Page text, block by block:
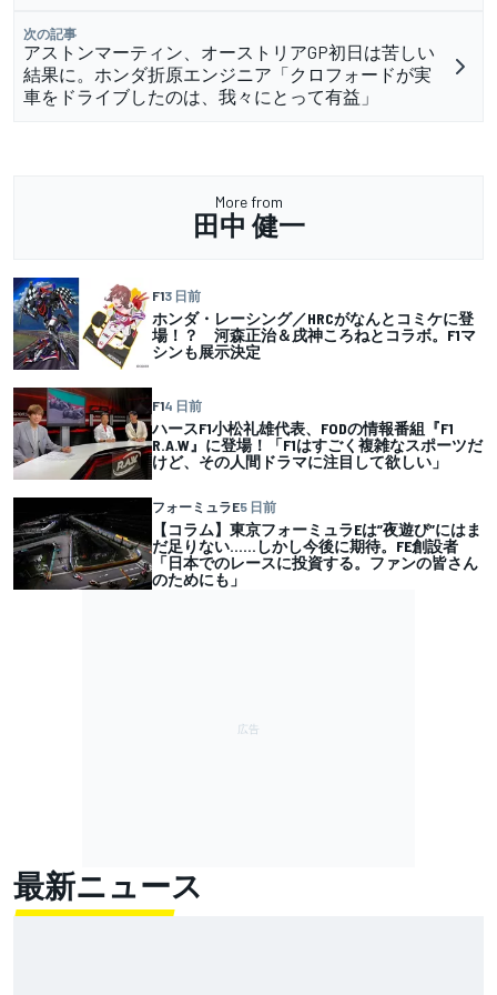
次の記事
アストンマーティン、オーストリアGP初日は苦しい
結果に。ホンダ折原エンジニア「クロフォードが実
車をドライブしたのは、我々にとって有益」
More from
田中 健一
F13 日前
ホンダ・レーシング／HRCがなんとコミケに登
場！？ 河森正治＆戌神ころねとコラボ。F1マ
シンも展示決定
F14 日前
ハースF1小松礼雄代表、FODの情報番組『F1
R.A.W』に登場！「F1はすごく複雑なスポーツだ
けど、その人間ドラマに注目して欲しい」
フォーミュラE5 日前
【コラム】東京フォーミュラEは”夜遊び”にはま
だ足りない……しかし今後に期待。FE創設者
「日本でのレースに投資する。ファンの皆さん
のためにも」
最新ニュース